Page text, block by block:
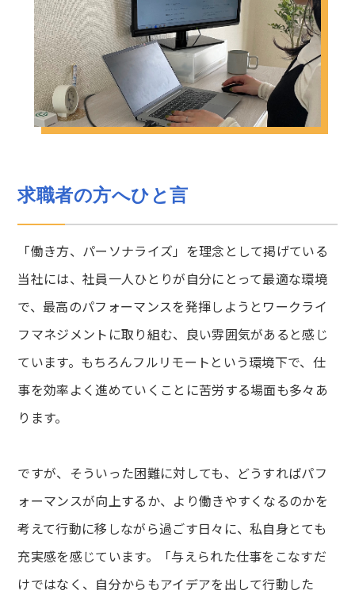
求職者の方へひと言
「働き方、パーソナライズ」を理念として掲げている
当社には、社員一人ひとりが自分にとって最適な環境
で、最高のパフォーマンスを発揮しようとワークライ
フマネジメントに取り組む、良い雰囲気があると感じ
ています。もちろんフルリモートという環境下で、仕
事を効率よく進めていくことに苦労する場面も多々あ
ります。
ですが、そういった困難に対しても、どうすればパフ
ォーマンスが向上するか、より働きやすくなるのかを
考えて行動に移しながら過ごす日々に、私自身とても
充実感を感じています。「与えられた仕事をこなすだ
けではなく、自分からもアイデアを出して行動した